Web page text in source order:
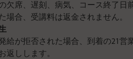
欠席、遅刻、病気、コース終了日
場合、受講料は返金されません。
給が拒否された場合、到着の21
返しします。